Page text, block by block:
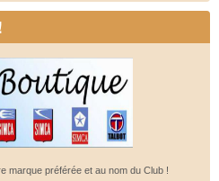
marque préférée et au nom du Club !